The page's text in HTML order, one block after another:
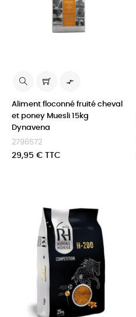

Aliment floconné fruité cheval
et poney Muesli 15kg
Dynavena
2796572
Prix
29,95 € TTC